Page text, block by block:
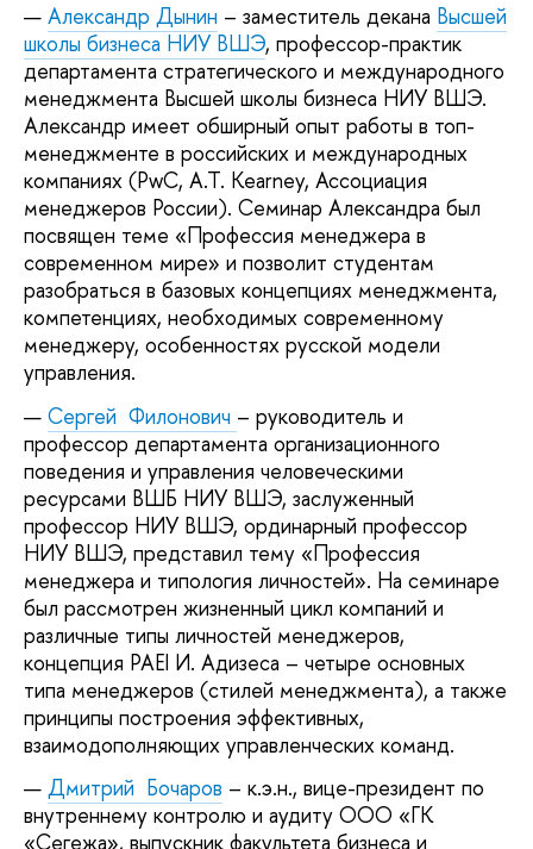
Александр Дынин – заместитель декана Высшей
школы бизнеса НИУ ВШЭ, профессор-практик
департамента стратегического и международного
менеджмента Высшей школы бизнеса НИУ ВШЭ.
Александр имеет обширный опыт работы в топ-
менеджменте в российских и международных
компаниях (PwC, A.T. Kearney, Ассоциация
менеджеров России). Семинар Александра был
посвящен теме «Профессия менеджера в
современном мире» и позволит студентам
разобраться в базовых концепциях менеджмента,
компетенциях, необходимых современному
менеджеру, особенностях русской модели
управления.
Сергей Филонович – руководитель и
профессор департамента организационного
поведения и управления человеческими
ресурсами ВШБ НИУ ВШЭ, заслуженный
профессор НИУ ВШЭ, ординарный профессор
НИУ ВШЭ, представил тему «Профессия
менеджера и типология личностей». На семинаре
был рассмотрен жизненный цикл компаний и
различные типы личностей менеджеров,
концепция PAEI И. Адизеса – четыре основных
типа менеджеров (стилей менеджмента), а также
принципы построения эффективных,
взаимодополняющих управленческих команд.
Дмитрий Бочаров – к.э.н., вице-президент по
внутреннему контролю и аудиту ООО «ГК
«Сегежа», выпускник факультета бизнеса и